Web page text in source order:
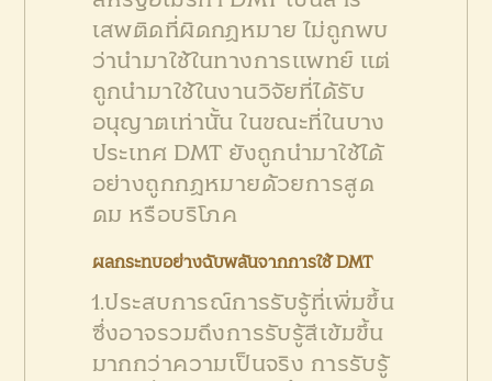
เสพติดที่ผิดกฏหมาย ไม่ถูกพบ
ว่านำมาใช้ในทางการแพทย์ แต่
ถูกนำมาใช้ในงานวิจัยที่ได้รับ
อนุญาตเท่านั้น ในขณะที่ในบาง
ประเทศ DMT ยังถูกนำมาใช้ได้
อย่างถูกกฏหมายด้วยการสูด
ดม หรือบริโภค
ผลกระทบอย่างฉับพลันจากการใช้ DMT
1.ประสบการณ์การรับรู้ที่เพิ่มขึ้น
ซึ่งอาจรวมถึงการรับรู้สีเข้มขึ้น
มากกว่าความเป็นจริง การรับรู้